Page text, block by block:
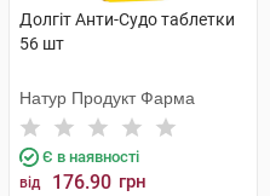
Долгіт Анти-Судо таблетки
56 шт
Натур Продукт Фарма
Є в наявності
від 176.90 грн